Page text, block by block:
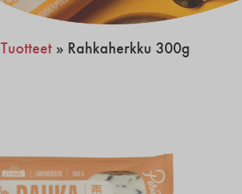
Tuotteet » Rahkaherkku 300g